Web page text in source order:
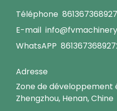
Téléphone
E-mail
WhatsAPP
Adresse
Zone de développement
Zhengzhou, Henan, Chine